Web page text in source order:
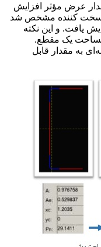
عرض مؤثر افزایش
سخت کننده مشخص شد
اسمی به 2 برابر افزایش یافت. و این نکته
مساحت یک مقطع.
به مقدار قابل